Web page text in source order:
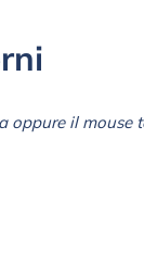
oppure il mouse